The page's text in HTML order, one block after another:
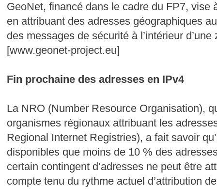
GeoNet, financé dans le cadre du FP7, vise
en attribuant des adresses géographiques
des messages de sécurité à l’intérieur
[www.geonet-project.eu]
Fin prochaine des adresses en IPv4
La NRO (Number Resource Organisation),
organismes régionaux attribuant les
Regional Internet Registries), a fait savoir
disponibles que moins de 10 % des
certain contingent d’adresses ne peut être
compte tenu du rythme actuel d’attribution